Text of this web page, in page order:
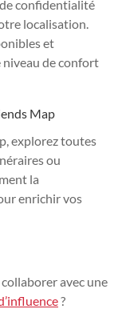
confidentialité
localisation.
et
niveau de confort
Map
explorez toutes
ou
la
enrichir vos
avec une
?